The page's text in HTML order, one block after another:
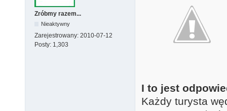
Zróbmy razem...
Nieaktywny
Zarejestrowany: 2010-07-12
Posty: 1,303
I to jest
Każdy turysta